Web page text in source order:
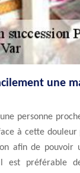
une
personne
à cette douleur
afin de
est préférable